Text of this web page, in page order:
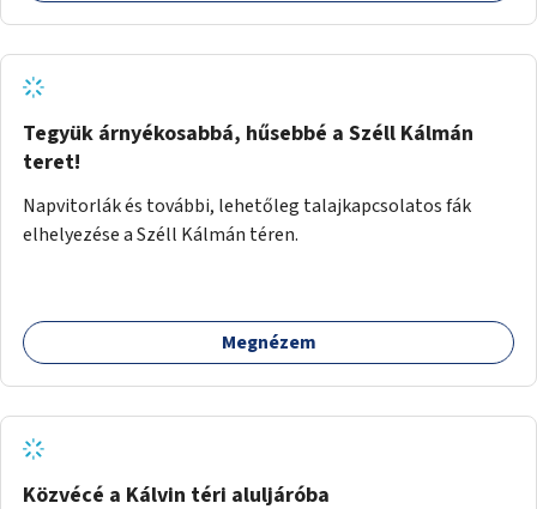
Tegyük árnyékosabbá, hűsebbé a Széll Kálmán
teret!
Napvitorlák és további, lehetőleg talajkapcsolatos fák
elhelyezése a Széll Kálmán téren.
Megnézem
Közvécé a Kálvin téri aluljáróba